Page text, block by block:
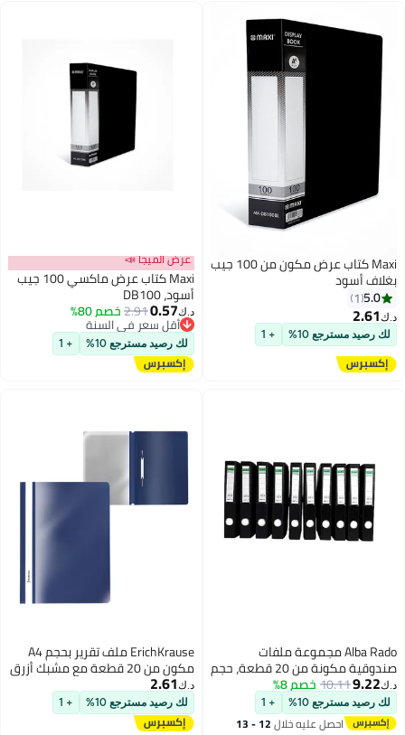
Maxi كتاب عرض مكون من 100 جيب
بغلاف أسود
5.0
1
د.ك‏2.61
لك رصيد مسترجع 10% + 1
عرض الميجا 📣
Maxi كتاب عرض ماكسي 100 جيب
أسود، DB100
د.ك‏0.57
2.91خصم 80%
أقل سعر في السنة
أقل سعر في السنة
لك رصيد مسترجع 10% + 1
Alba Rado مجموعة ملفات
صندوقية مكونة من 20 قطعة، حجم
A4، لون أسود
د.ك‏9.22
10.11خصم 8%
لك رصيد مسترجع 10% + 1
احصل عليه خلال 12 - 13
ErichKrause ملف تقرير بحجم A4
مكون من 20 قطعة مع مشبك أزرق
داكن
د.ك‏2.61
لك رصيد مسترجع 10% + 1